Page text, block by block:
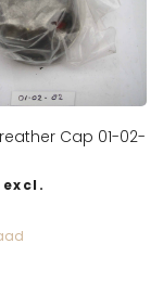
Cap 01-02-
excl.